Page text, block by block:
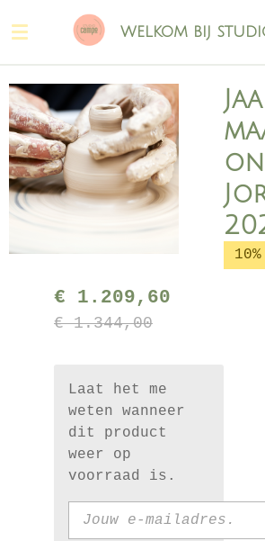
direct
de
hoofdinhoud
WELKOM BIJ
€ 1.209,60
€ 1.344,00
Laat het me
weten wanneer
dit product
weer op
voorraad is.